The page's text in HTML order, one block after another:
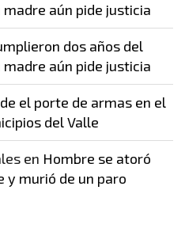
aún pide justicia
dos años del
aún pide justicia
el porte de armas en el
del Valle
en Hombre se atoró
y murió de un paro